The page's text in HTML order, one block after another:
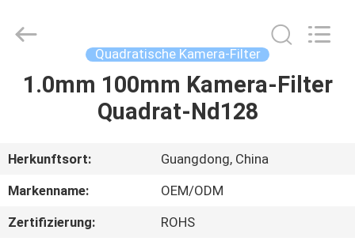
HAUS
ÜBER
UNS
Ltd..
Quadratische Kamera-Filter
1.0mm 100mm Kamera-Filter
Quadrat-Nd128
Herkunftsort:
Guangdong, China
Markenname:
OEM/ODM
Zertifizierung:
ROHS